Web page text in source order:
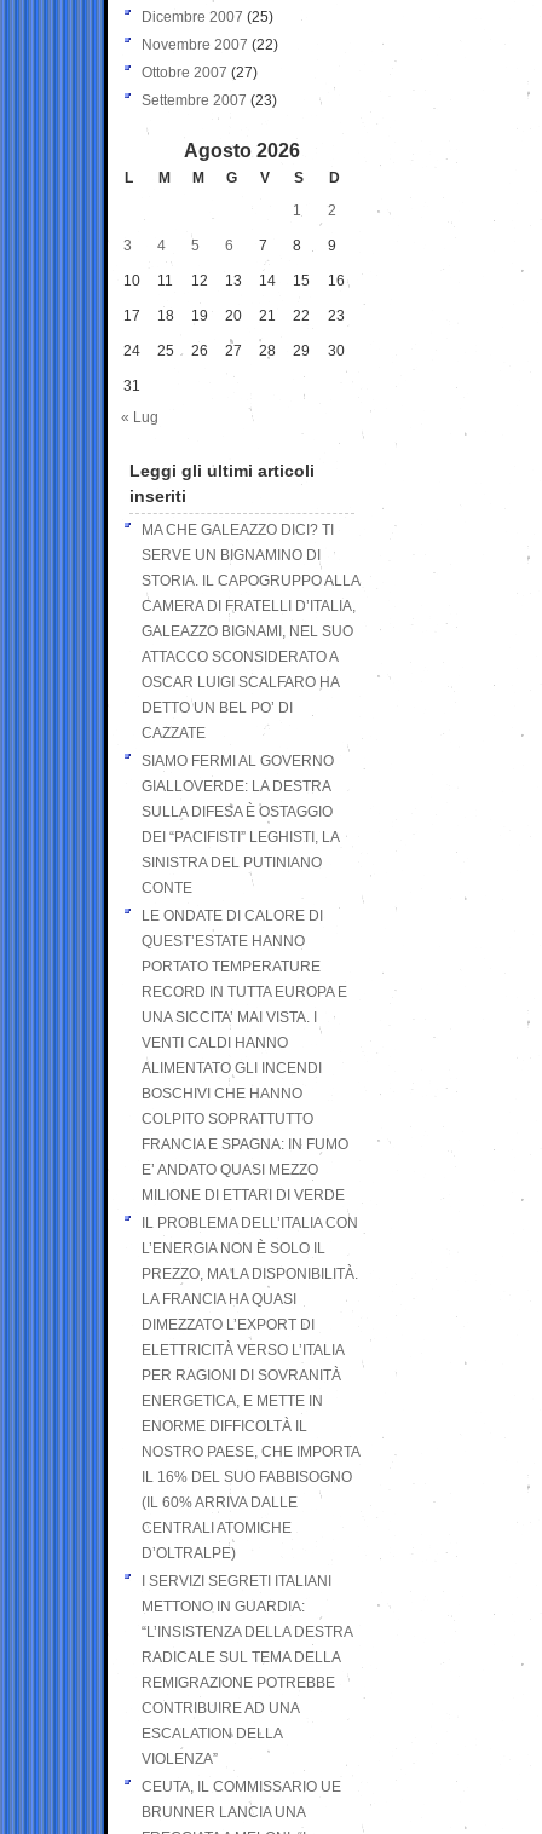
Dicembre 2007 (25)
Novembre 2007 (22)
Ottobre 2007 (27)
Settembre 2007 (23)
Agosto 2026
L M M G V S
D
1
2
3 4 5 6 7 8 9
10 11 12 13 14 15 16
17 18 19 20 21 22 23
24 25 26 27 28 29 30
31
« Lug
Leggi gli ultimi articoli
inseriti
MA CHE GALEAZZO DICI? TI
SERVE UN BIGNAMINO DI
STORIA. IL CAPOGRUPPO ALLA
CAMERA DI FRATELLI D’ITALIA,
GALEAZZO BIGNAMI, NEL SUO
ATTACCO SCONSIDERATO A
OSCAR LUIGI SCALFARO HA
DETTO UN BEL PO’ DI
CAZZATE
SIAMO FERMI AL GOVERNO
GIALLOVERDE: LA DESTRA
SULLA DIFESA È OSTAGGIO
DEI “PACIFISTI” LEGHISTI, LA
SINISTRA DEL PUTINIANO
CONTE
LE ONDATE DI CALORE DI
QUEST’ESTATE HANNO
PORTATO TEMPERATURE
RECORD IN TUTTA EUROPA E
UNA SICCITA’ MAI VISTA. I
VENTI CALDI HANNO
ALIMENTATO GLI INCENDI
BOSCHIVI CHE HANNO
COLPITO SOPRATTUTTO
FRANCIA E SPAGNA: IN FUMO
E’ ANDATO QUASI MEZZO
MILIONE DI ETTARI DI VERDE
IL PROBLEMA DELL’ITALIA CON
L’ENERGIA NON È SOLO IL
PREZZO, MA LA DISPONIBILITÀ.
LA FRANCIA HA QUASI
DIMEZZATO L’EXPORT DI
ELETTRICITÀ VERSO L’ITALIA
PER RAGIONI DI SOVRANITÀ
ENERGETICA, E METTE IN
ENORME DIFFICOLTÀ IL
NOSTRO PAESE, CHE IMPORTA
IL 16% DEL SUO FABBISOGNO
(IL 60% ARRIVA DALLE
CENTRALI ATOMICHE
D’OLTRALPE)
I SERVIZI SEGRETI ITALIANI
METTONO IN GUARDIA:
“L’INSISTENZA DELLA DESTRA
RADICALE SUL TEMA DELLA
REMIGRAZIONE POTREBBE
CONTRIBUIRE AD UNA
ESCALATION DELLA
VIOLENZA”
CEUTA, IL COMMISSARIO UE
BRUNNER LANCIA UNA